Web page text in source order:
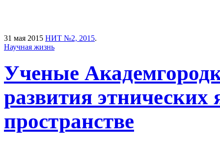
31 мая 2015 НИТ №2, 2015.
Научная жизнь
Ученые
развития этнических
пространстве